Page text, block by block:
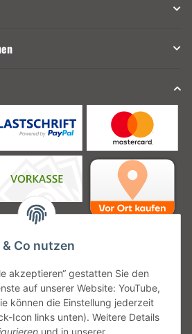
Co nutzen
akzeptieren“ gestatten Sie den
auf unserer Website: YouTube,
können die Einstellung jederzeit
Icon links unten). Weitere Details